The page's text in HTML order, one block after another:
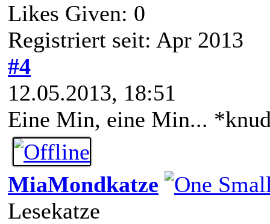
Likes Given: 0
Registriert seit: Apr 2013
#4
12.05.2013, 18:51
Eine Min, eine Min...
MiaMondkatze
Lesekatze